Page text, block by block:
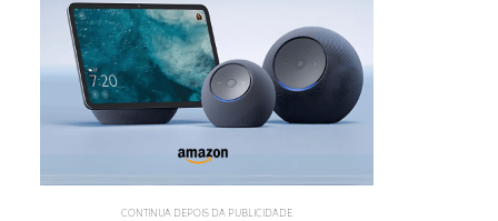
CONTINUA DEPOIS DA PUBLICIDADE